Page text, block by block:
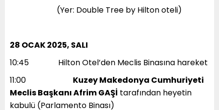
​​ (Yer: Double Tree by Hilton oteli)
28 OCAK 2025, SALI
10:45 Hilton Otel’den Meclis Binasına hareket
11:00
Kuzey Makedonya Cumhuriyeti
Meclis Başkanı Afrim GAŞİ tarafından heyetin
kabulü (Parlamento Binası)